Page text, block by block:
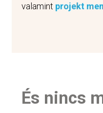
valamint projekt
És nincs